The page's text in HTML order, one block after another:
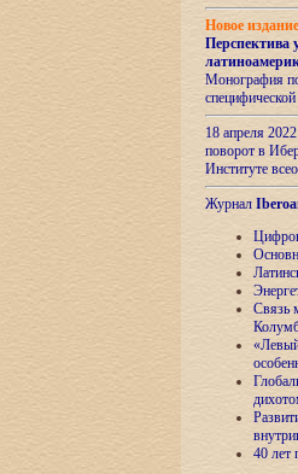
Новое
Перспектива
Монография
18 апреля
поворот в
Институте
Журнал
Связь
40 лет